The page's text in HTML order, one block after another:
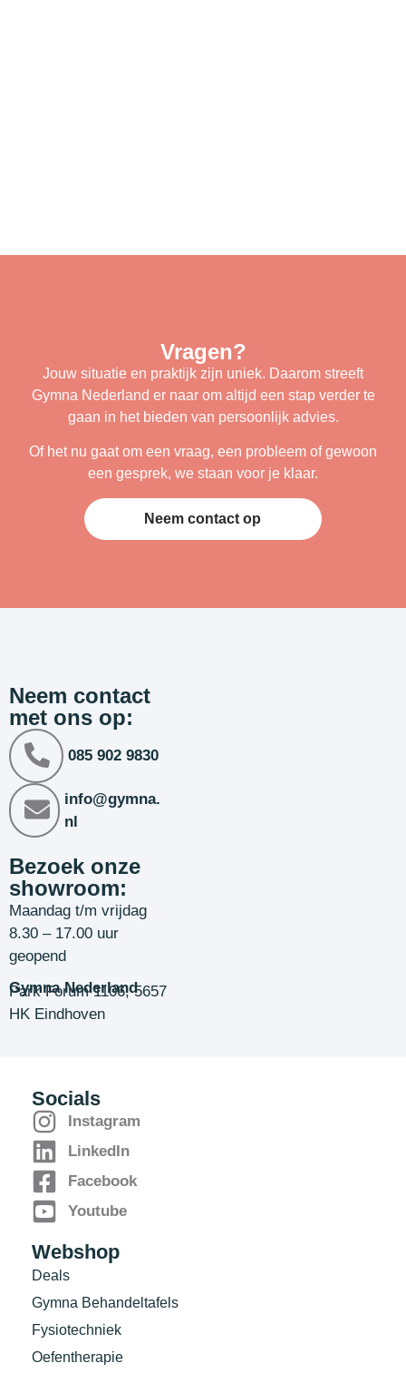
Vragen?
Jouw situatie en praktijk zijn uniek. Daarom streeft
Gymna Nederland er naar om altijd een stap verder te
gaan in het bieden van persoonlijk advies.
Of het nu gaat om een vraag, een probleem of gewoon
een gesprek, we staan voor je klaar.
Neem contact op
Neem contact
met ons op:
085 902 9830
info@gymna.
nl
Bezoek onze
showroom:
Maandag t/m vrijdag
8.30 – 17.00 uur
geopend
Gymna Nederland
Park Forum 1106, 5657
HK Eindhoven
Socials
Instagram
LinkedIn
Facebook
Youtube
Webshop
Deals
Gymna Behandeltafels
Fysiotechniek
Oefentherapie